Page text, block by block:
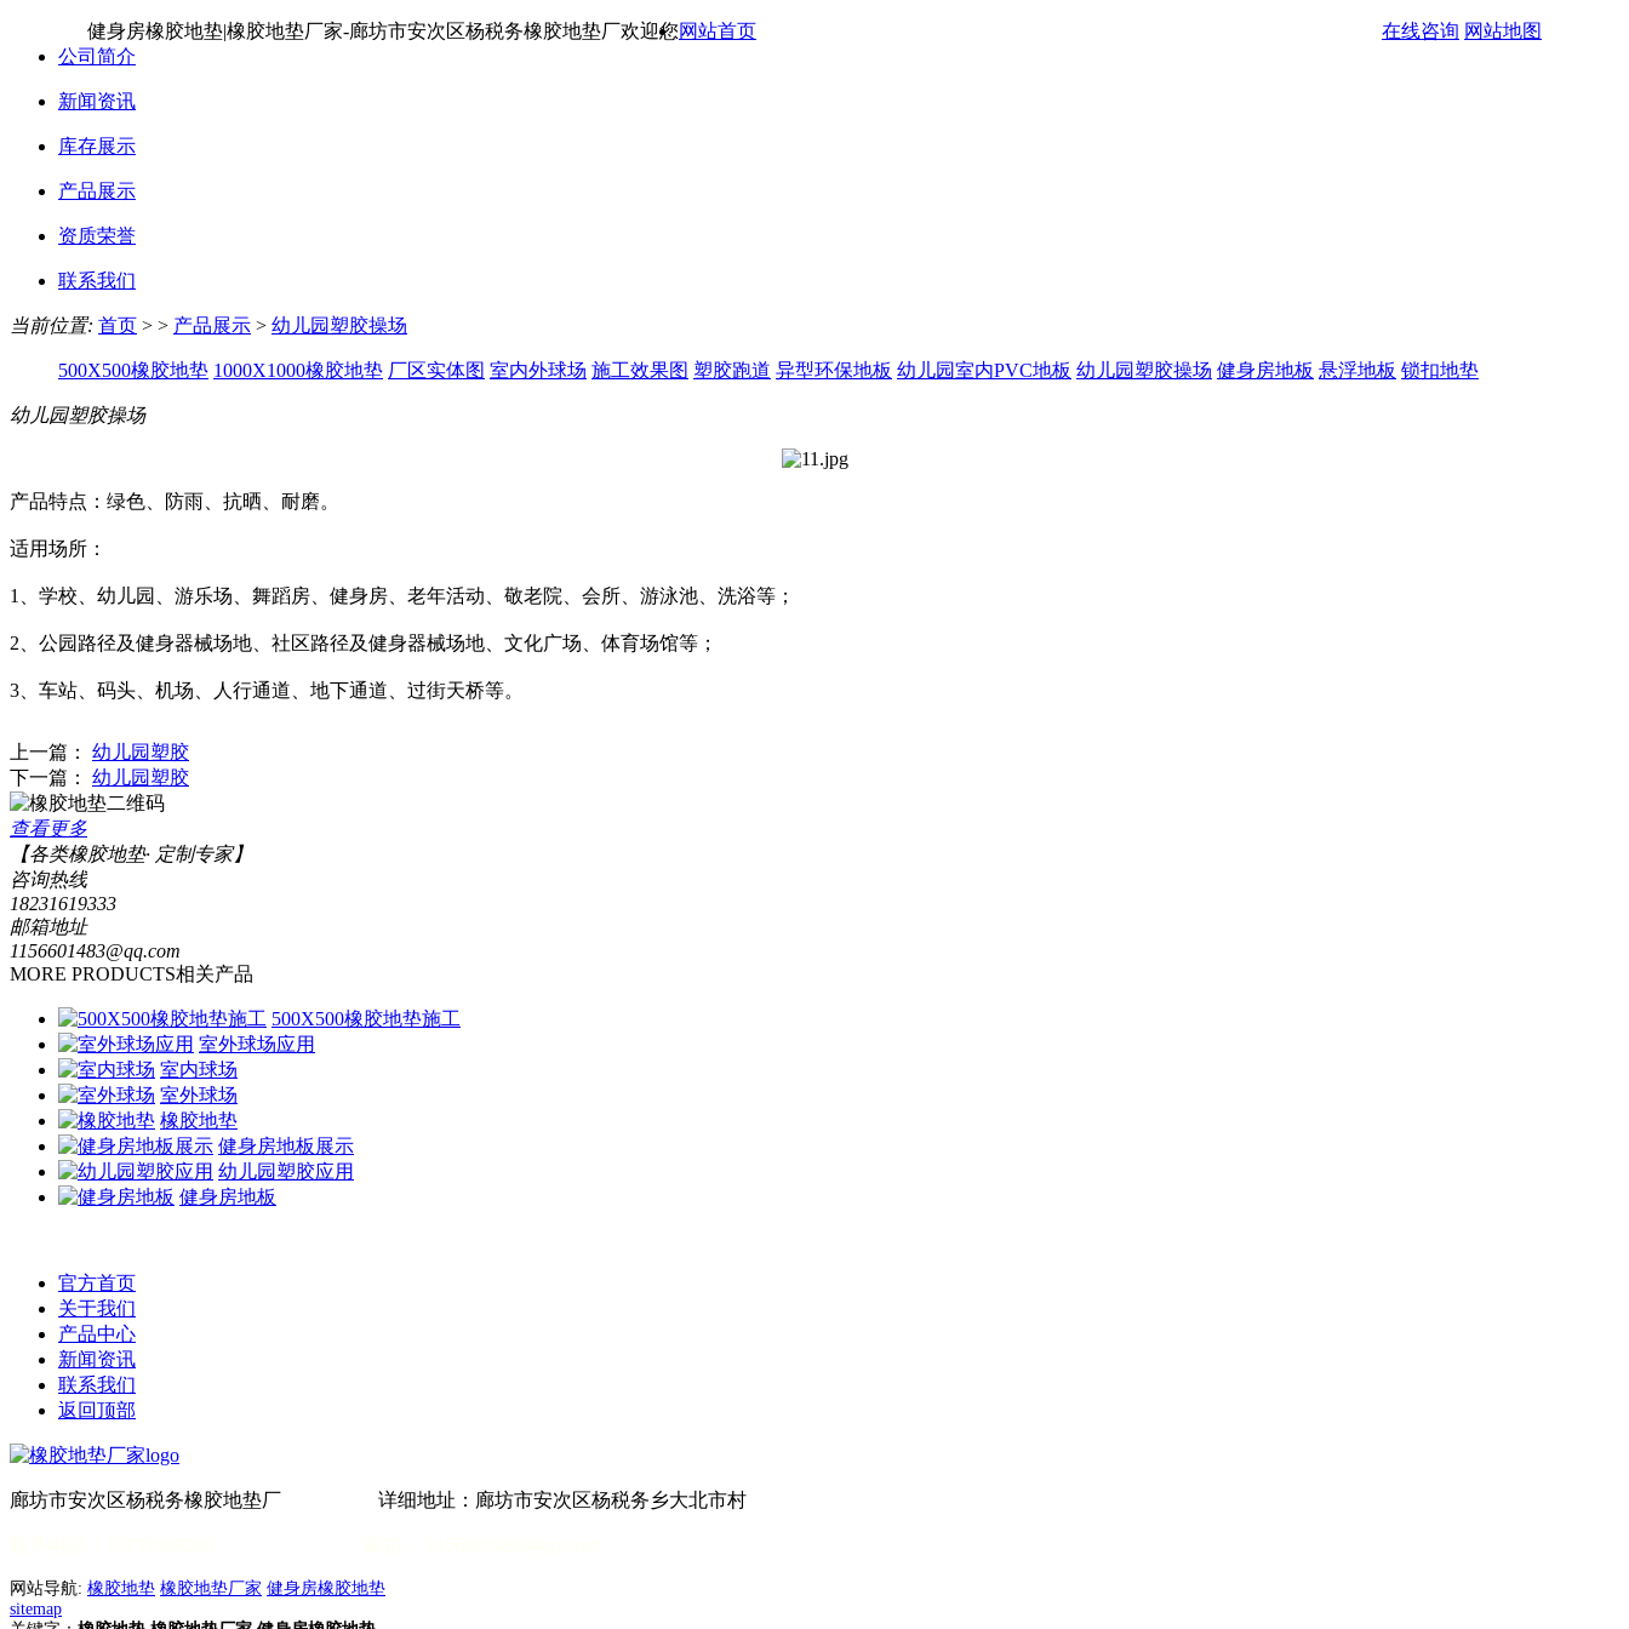
健身房橡胶地垫|橡胶地垫厂家-廊坊市安次区杨税务橡胶地垫厂欢迎您 在线咨询 网站地图
网站首页
公司简介
新闻资讯
库存展示
产品展示
资质荣誉
联系我们
当前位置: 首页 > > 产品展示 > 幼儿园塑胶操场
500X500橡胶地垫 1000X1000橡胶地垫 厂区实体图 室内外球场 施工效果图 塑胶跑道 异型环保地板 幼儿园室内PVC地板 幼儿园塑胶操场 健身房地板 悬浮地板 锁扣地垫
幼儿园塑胶操场
产品特点：绿色、防雨、抗晒、耐磨。
适用场所：
1、学校、幼儿园、游乐场、舞蹈房、健身房、老年活动、敬老院、会所、游泳池、洗浴等；
2、公园路径及健身器械场地、社区路径及健身器械场地、文化广场、体育场馆等；
3、车站、码头、机场、人行通道、地下通道、过街天桥等。
上一篇： 幼儿园塑胶
下一篇： 幼儿园塑胶
查看更多
【各类橡胶地垫· 定制专家】
咨询热线
18231619333
邮箱地址
1156601483@qq.com
MORE PRODUCTS相关产品
500X500橡胶地垫施工
室外球场应用
室内球场
室外球场
橡胶地垫
健身房地板展示
幼儿园塑胶应用
健身房地板
官方首页
关于我们
产品中心
新闻资讯
联系我们
返回顶部
廊坊市安次区杨税务橡胶地垫厂 详细地址：廊坊市安次区杨税务乡大北市村
网站导航: 橡胶地垫 橡胶地垫厂家 健身房橡胶地垫
sitemap